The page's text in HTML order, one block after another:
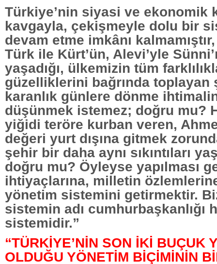
Türkiye’nin siyasi ve ekonomik
kavgayla, çekişmeyle dolu bir
devam etme imkânı
Türk ile Kürt’ün, Alevi’yle
yaşadığı, ülkemizin tüm
güzelliklerini bağrında toplayan
karanlık günlere dönme
düşünmek istemez; doğru mu?
yiğidi teröre kurban veren,
değeri yurt dışına gitmek
şehir bir daha aynı sıkıntıları
doğru mu? Öyleyse yapılması
ihtiyaçlarına, milletin
yönetim sistemini getirmektir.
sistemin adı cumhurbaşkanlığı
sistemidir.”
“TÜRKİYE’NİN SON İKİ BUÇUK
OLDUĞU YÖNETİM BİÇİMİNİN